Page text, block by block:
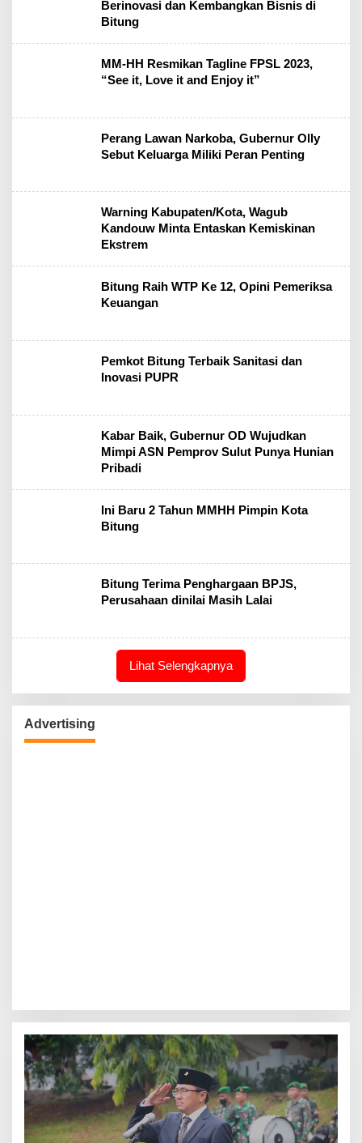
Berinovasi dan Kembangkan Bisnis di
Bitung
MM-HH Resmikan Tagline FPSL 2023,
“See it, Love it and Enjoy it”
Perang Lawan Narkoba, Gubernur Olly
Sebut Keluarga Miliki Peran Penting
Warning Kabupaten/Kota, Wagub
Kandouw Minta Entaskan Kemiskinan
Ekstrem
Bitung Raih WTP Ke 12, Opini Pemeriksa
Keuangan
Pemkot Bitung Terbaik Sanitasi dan
Inovasi PUPR
Kabar Baik, Gubernur OD Wujudkan
Mimpi ASN Pemprov Sulut Punya Hunian
Pribadi
Ini Baru 2 Tahun MMHH Pimpin Kota
Bitung
Bitung Terima Penghargaan BPJS,
Perusahaan dinilai Masih Lalai
Lihat Selengkapnya
Advertising